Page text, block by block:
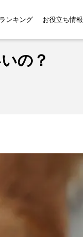
ンキング お役立ち情報
の？